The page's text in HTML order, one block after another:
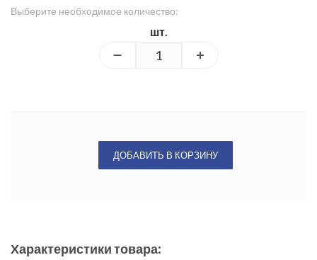
Выберите необходимое количество:
шт.
ДОБАВИТЬ В КОРЗИНУ
Характеристики товара: